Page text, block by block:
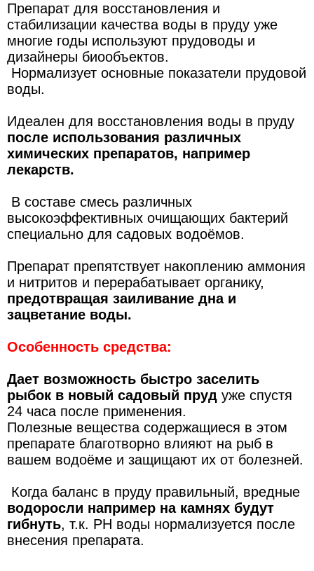
Препарат для восстановления и
стабилизации качества воды в пруду уже
многие годы используют прудоводы и
дизайнеры биообъектов.
Нормализует основные показатели прудовой
воды.
Идеален для восстановления воды в пруду
после использования различных
химических препаратов, например
лекарств.
В составе смесь различных
высокоэффективных очищающих бактерий
специально для садовых водоёмов.
Препарат препятствует накоплению аммония
и нитритов и перерабатывает органику,
предотвращая заиливание дна и
зацветание воды.
Особенность средства:
Дает возможность быстро заселить
рыбок в новый садовый пруд уже спустя
24 часа после применения.
Полезные вещества содержащиеся в этом
препарате благотворно влияют на рыб в
вашем водоёме и защищают их от болезней.
Когда баланс в пруду правильный, вредные
водоросли например на камнях будут
гибнуть, т.к. PH воды нормализуется после
внесения препарата.